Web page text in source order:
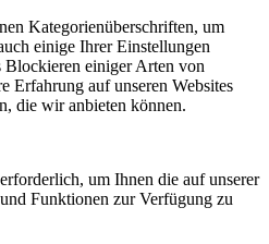
Kategorienüberschriften, um
einige Ihrer Einstellungen
Blockieren einiger Arten von
Erfahrung auf unseren Websites
die wir anbieten können.
um Ihnen die auf unserer
Funktionen zur Verfügung zu